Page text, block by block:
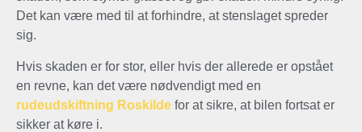
Det kan være med til at forhindre, at stenslaget spreder
sig.
Hvis skaden er for stor, eller hvis der allerede er opstået
en revne, kan det være nødvendigt med en
rudeudskiftning Roskilde for at sikre, at bilen fortsat er
sikker at køre i.